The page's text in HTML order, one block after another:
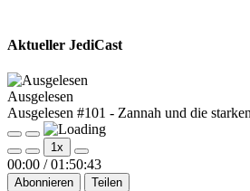
Aktueller JediCast
Ausgelesen
Ausgelesen #101 - Zannah und die
Play
Episode
Pause
Episode
1x
00:00 / 01:50:43
Abonnieren Teilen